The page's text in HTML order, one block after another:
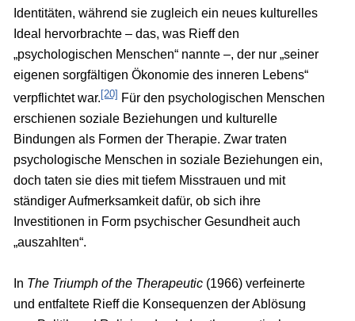
Identitäten, während sie zugleich ein neues kulturelles
Ideal hervorbrachte – das, was Rieff den
„psychologischen Menschen“ nannte –, der nur „seiner
eigenen sorgfältigen Ökonomie des inneren Lebens“
verpflichtet war.[20] Für den psychologischen Menschen
erschienen soziale Beziehungen und kulturelle
Bindungen als Formen der Therapie. Zwar traten
psychologische Menschen in soziale Beziehungen ein,
doch taten sie dies mit tiefem Misstrauen und mit
ständiger Aufmerksamkeit dafür, ob sich ihre
Investitionen in Form psychischer Gesundheit auch
„auszahlten“.
In The Triumph of the Therapeutic(1966) verfeinerte
und entfaltete Rieff die Konsequenzen der Ablösung